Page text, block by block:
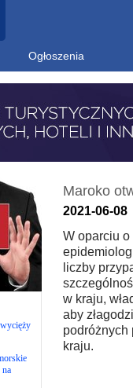
Ogłoszenia
Maroko
2021-06-08
W oparciu
liczby
w kraju,
aby
podróżnych
kraju.